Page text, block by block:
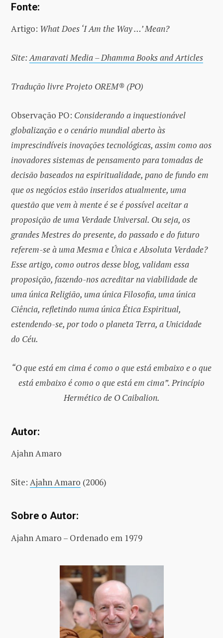
Fonte:
Artigo: What Does ‘I Am the Way …’ Mean?
Site:Amaravati Media – Dhamma Books and Articles
Tradução livre Projeto OREM® (PO)
Observação PO: Considerando a inquestionável
globalização e o cenário mundial aberto às
imprescindíveis inovações tecnológicas, assim como aos
inovadores sistemas de pensamento para tomadas de
decisão baseados na espiritualidade, pano de fundo em
que os negócios estão inseridos atualmente, uma
questão que vem à mente é se é possível aceitar a
proposição de uma Verdade Universal. Ou seja, os
grandes Mestres do presente, do passado e do futuro
referem-se à uma Mesma e Única e Absoluta Verdade?
Esse artigo, como outros desse blog, validam essa
proposição, fazendo-nos acreditar na viabilidade de
uma única Religião, uma única Filosofia, uma única
Ciência, refletindo numa única Ética Espiritual,
estendendo-se, por todo o planeta Terra, a Unicidade
do Céu.
“O que está em cima é como o que está embaixo e o que
está embaixo é como o que está em cima”. Princípio
Hermético de O Caibalion.
Autor:
Ajahn Amaro
Site: Ajahn Amaro (2006)
Sobre o Autor:
Ajahn Amaro – Ordenado em 1979